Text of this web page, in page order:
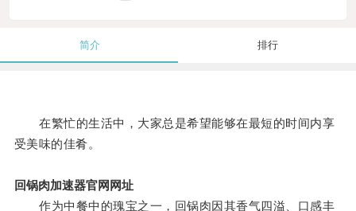
简介 排行
在繁忙的生活中，大家总是希望能够在最短的时间内享
受美味的佳肴。
回锅肉加速器官网网址
作为中餐中的瑰宝之一，回锅肉因其香气四溢、口感丰